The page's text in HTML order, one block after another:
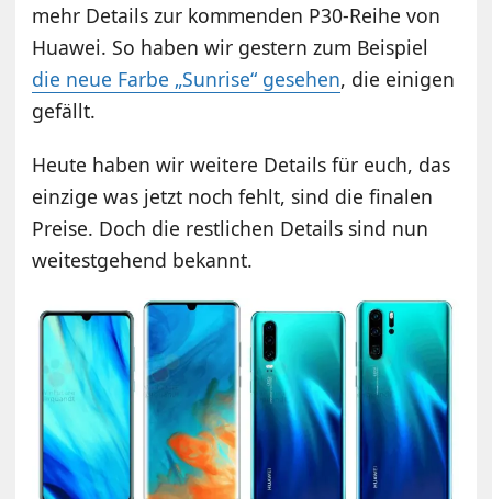
mehr Details zur kommenden P30-Reihe von
Huawei. So haben wir gestern zum Beispiel
die neue Farbe „Sunrise“ gesehen, die einigen
gefällt.
Heute haben wir weitere Details für euch, das
einzige was jetzt noch fehlt, sind die finalen
Preise. Doch die restlichen Details sind nun
weitestgehend bekannt.